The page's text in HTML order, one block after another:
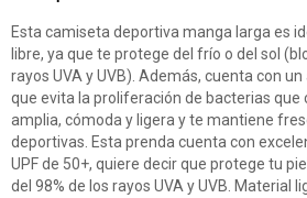
Esta camiseta deportiva manga larga es
libre, ya que te protege del frío o del sol
rayos UVA y UVB). Además, cuenta con
que evita la proliferación de bacterias que
amplia, cómoda y ligera y te mantiene
deportivas. Esta prenda cuenta con
UPF de 50+, quiere decir que protege tu
del 98% de los rayos UVA y UVB. Material